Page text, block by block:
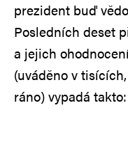
prezident buď
Posledních deset
a jejich
(uváděno v
ráno) vypadá takto: